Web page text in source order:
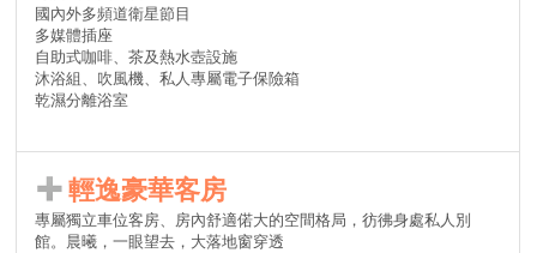
國內外多頻道衛星節目
多媒體插座
自助式咖啡、茶及熱水壺設施
沐浴組、吹風機、私人專屬電子保險箱
乾濕分離浴室
輕逸豪華客房
專屬獨立車位客房、房內舒適偌大的空間格局，彷彿身處私人別
館。晨曦，一眼望去，大落地窗穿透